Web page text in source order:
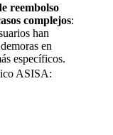
reembolso
complejos:
han
en
específicos.
ASISA: